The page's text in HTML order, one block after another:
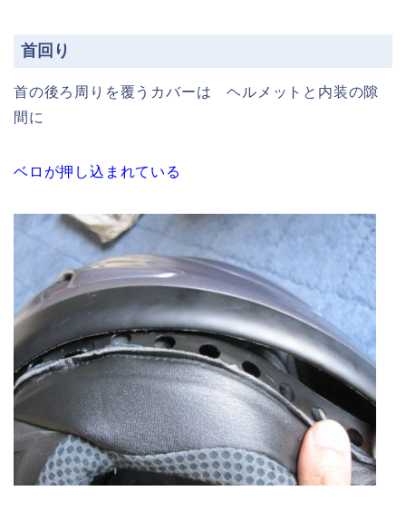
首回り
首の後ろ周りを覆うカバーは ヘルメットと内装の隙
間に
ベロが押し込まれている